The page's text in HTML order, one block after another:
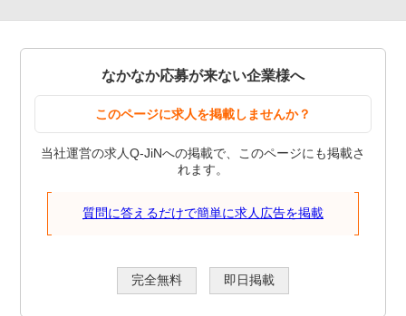
なかなか応募が来ない企業様へ
このページに求人を掲載しませんか？
当社運営の求人Q-JiNへの掲載で、このページにも掲載さ
れます。
質問に答えるだけで簡単に求人広告を掲載
完全無料 即日掲載